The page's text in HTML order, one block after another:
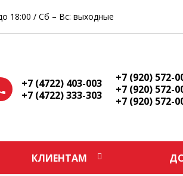
18:00 / Сб – Вс: выходные
+7 (4722) 403-003
+7 (4722) 333-303
+7 (920) 572-
+7 (920) 572-
+7 (920) 572-
КЛИЕНТАМ